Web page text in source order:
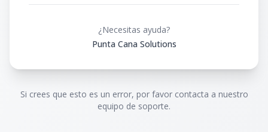
¿Necesitas ayuda?
Punta Cana Solutions
Si crees que esto es un error, por favor contacta a nuestro
equipo de soporte.